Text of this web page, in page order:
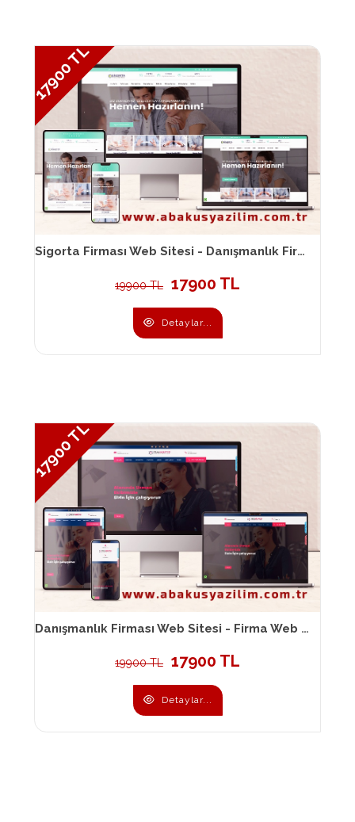
17900 TL
Sigorta Firması Web Sitesi - Danışmanlık Firması Web Sitesi 040
19900 TL 17900 TL
Detaylar...
17900 TL
Danışmanlık Firması Web Sitesi - Firma Web Sitesi 041
19900 TL 17900 TL
Detaylar...